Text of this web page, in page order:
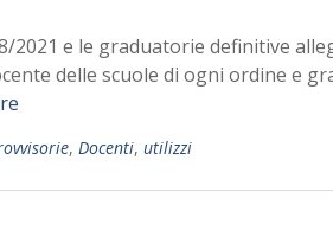
2021 e le graduatorie definitive
delle scuole di ogni ordine e
, Docenti, utilizzi